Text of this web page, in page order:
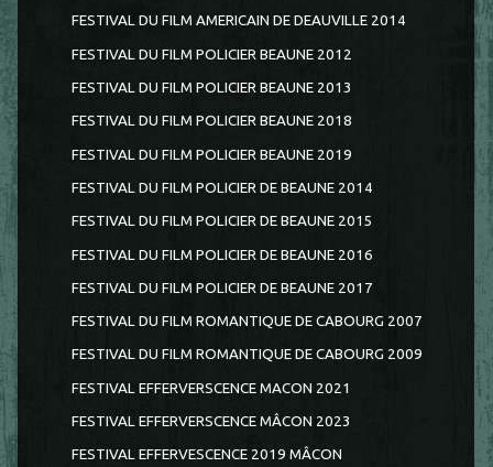
FESTIVAL DU FILM AMERICAIN DE DEAUVILLE 2014
FESTIVAL DU FILM POLICIER BEAUNE 2012
FESTIVAL DU FILM POLICIER BEAUNE 2013
FESTIVAL DU FILM POLICIER BEAUNE 2018
FESTIVAL DU FILM POLICIER BEAUNE 2019
FESTIVAL DU FILM POLICIER DE BEAUNE 2014
FESTIVAL DU FILM POLICIER DE BEAUNE 2015
FESTIVAL DU FILM POLICIER DE BEAUNE 2016
FESTIVAL DU FILM POLICIER DE BEAUNE 2017
FESTIVAL DU FILM ROMANTIQUE DE CABOURG 2007
FESTIVAL DU FILM ROMANTIQUE DE CABOURG 2009
FESTIVAL EFFERVERSCENCE MACON 2021
FESTIVAL EFFERVERSCENCE MÂCON 2023
FESTIVAL EFFERVESCENCE 2019 MÂCON